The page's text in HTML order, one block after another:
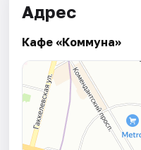
Адрес
Кафе «Коммуна»